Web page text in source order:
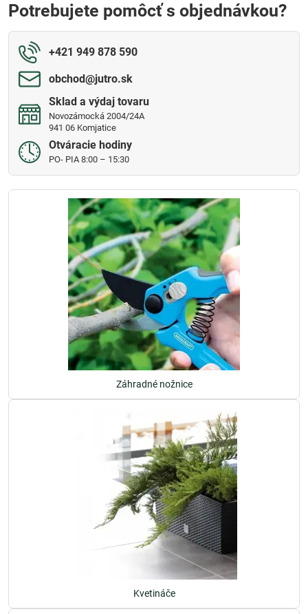
Potrebujete pomôcť s objednávkou?
+421 949 878 590
obchod​@jutro​.sk
Sklad a výdaj tovaru
Novozámocká 2004/24A
941 06 Komjatice
Otváracie hodiny
PO- PIA 8:00 – 15:30
Záhradné nožnice
Kvetináče